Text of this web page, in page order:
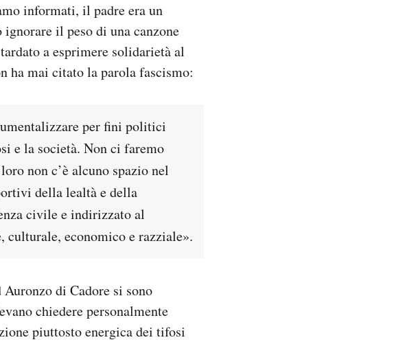
informati, il padre era un
il peso di una canzone
a esprimere solidarietà al
ha mai citato la parola fascismo:
per fini politici
e la società. Non ci faremo
non c’è alcuno spazio nel
della lealtà e della
civile e indirizzato al
economico e razziale».
di Cadore si sono
chiedere personalmente
piuttosto energica dei tifosi